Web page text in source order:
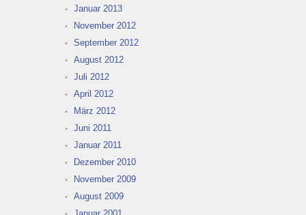
Januar 2013
November 2012
September 2012
August 2012
Juli 2012
April 2012
März 2012
Juni 2011
Januar 2011
Dezember 2010
November 2009
August 2009